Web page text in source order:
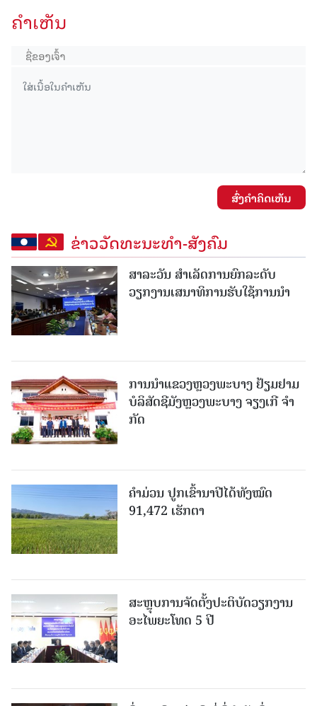
ຄໍາເຫັນ
ສົ່ງຄໍາຄິດເຫັນ
ຂ່າວວັດທະນະທຳ-ສັງຄົມ
ສາລະວັນ ສໍາເລັດການຍົກລະດັບ
ວຽກງານເສນາທິການຮັບໃຊ້ການນໍາ
ການນຳແຂວງຫຼວງພະບາງ ຢ້ຽມ​ຢາມ
ບໍ​ລິ​ສັດຊີມັງຫຼວງພະບາງ ຈຽງເກີ ຈໍາ
ກັດ
ຄໍາມ່ວນ ປູກເຂົ້ານາປີໄດ້ທັງໝົດ
91,472 ເຮັກຕາ
ສະຫຼຸບການຈັດຕັ້ງປະຕິບັດວຽກງານ
ອະໄພຍະໂທດ 5 ປີ